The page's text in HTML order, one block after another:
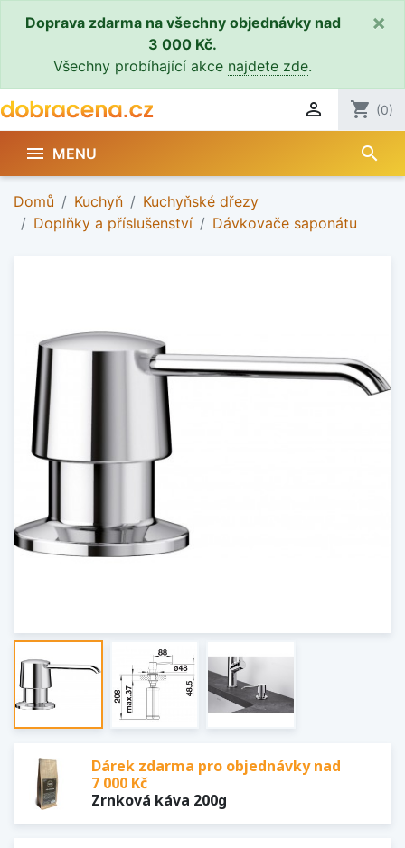
Doprava zdarma na všechny objednávky nad
3 000 Kč.
Všechny probíhající akce najdete zde.
×
 shopping_cart (0)
 MENU search
Domů Kuchyň
Kuchyňské dřezy
Doplňky a příslušenství
Dávkovače saponátu
Dárek zdarma pro objednávky nad
7 000 Kč
Zrnková káva 200g